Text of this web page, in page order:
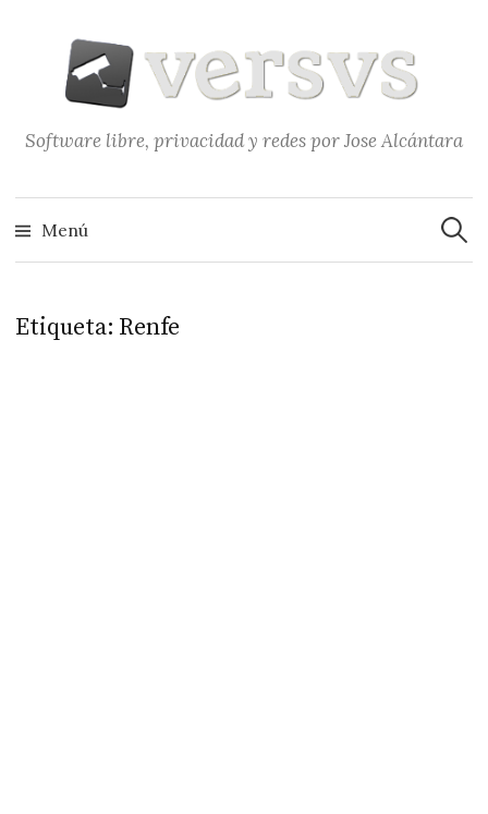
contenido
Software libre, privacidad y redes por Jose Alcántara
Menú
Etiqueta: Renfe